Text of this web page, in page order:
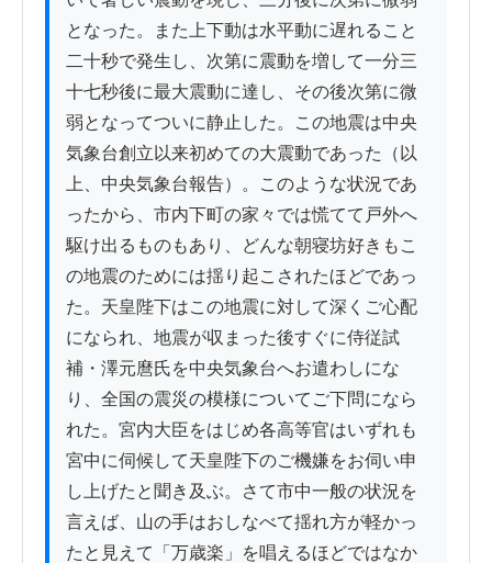
となった。また上下動は水平動に遅れること
二十秒で発生し、次第に震動を増して一分三
十七秒後に最大震動に達し、その後次第に微
弱となってついに静止した。この地震は中央
気象台創立以来初めての大震動であった（以
上、中央気象台報告）。このような状況であ
ったから、市内下町の家々では慌てて戸外へ
駆け出るものもあり、どんな朝寝坊好きもこ
の地震のためには揺り起こされたほどであっ
た。天皇陛下はこの地震に対して深くご心配
になられ、地震が収まった後すぐに侍従試
補・澤元麿氏を中央気象台へお遣わしにな
り、全国の震災の模様についてご下問になら
れた。宮内大臣をはじめ各高等官はいずれも
宮中に伺候して天皇陛下のご機嫌をお伺い申
し上げたと聞き及ぶ。さて市中一般の状況を
言えば、山の手はおしなべて揺れ方が軽かっ
たと見えて「万歳楽」を唱えるほどではなか